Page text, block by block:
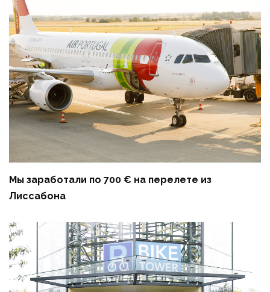
Мы заработали по 700 € на перелете из
Лиссабона